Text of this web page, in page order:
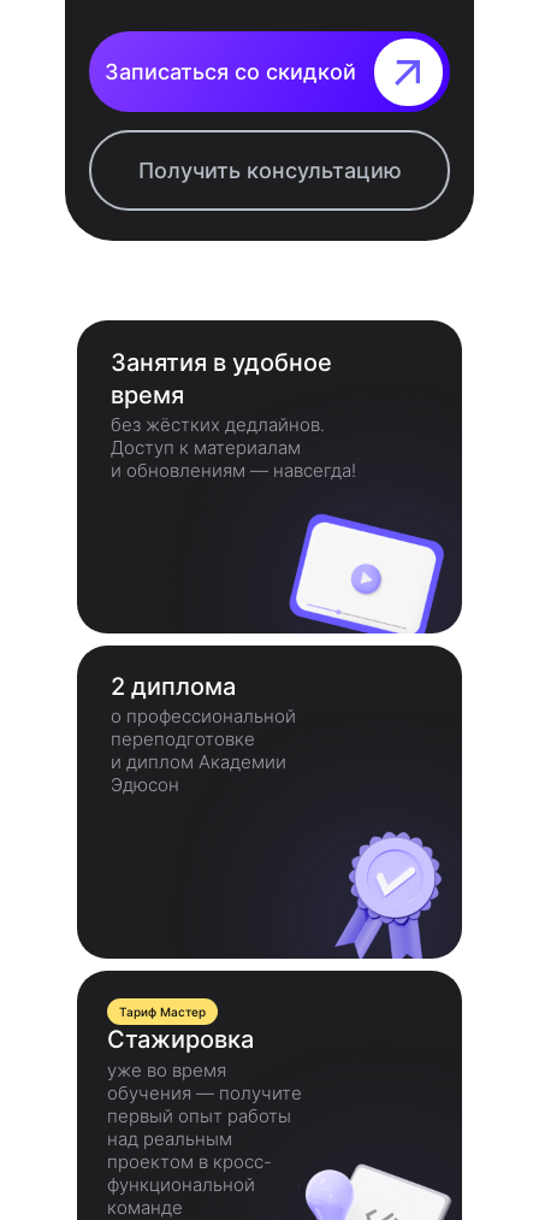
Записаться со скидкой⠀⠀⠀⠀⠀
Получить консультацию
Занятия в удобное
время
без жёстких дедлайнов.
Доступ к материалам
и обновлениям — навсегда!
2 диплома
о профессиональной
переподготовке
и диплом Академии
Эдюсон
Тариф Мастер
Стажировка
уже во время
обучения — получите
первый опыт работы
над реальным
проектом в кросс-
функциональной
команде